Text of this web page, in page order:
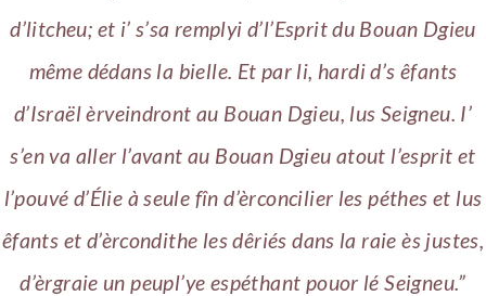
d’litcheu; et i’ s’sa remplyi d’l’Esprit du Bouan Dgieu
même dédans la bielle. Et par li, hardi d’s êfants
d’Israël èrveindront au Bouan Dgieu, lus Seigneu. I’
s’en va aller l’avant au Bouan Dgieu atout l’esprit et
l’pouvé d’Élie à seule fîn d’èrconcilier les péthes et lus
êfants et d’èrcondithe les dêriés dans la raie ès justes,
d’èrgraie un peupl’ye espéthant pouor lé Seigneu.”